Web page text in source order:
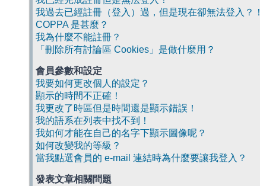
我過去已經註冊（登入）過，但是現在卻無法登入？！
COPPA 是甚麼？
我為什麼不能註冊？
「刪除所有討論區 Cookies」是做什麼用？
會員參數和設定
我要如何更改個人的設定？
顯示的時間不正確！
我更改了時區但是時間還是顯示錯誤！
我的語系在列表中找不到！
我如何才能在自己的名字下顯示圖像呢？
如何改變我的等級？
當我點選會員的 e-mail 連結時為什麼要讓我登入？
發表文章相關問題